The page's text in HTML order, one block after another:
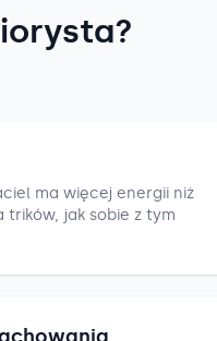
ma więcej energii niż
trików, jak sobie z tym